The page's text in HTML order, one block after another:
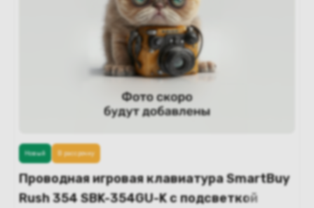
Проводная игровая клавиатура SmartBuy
Rush 354 SBK-354GU-K с подсветкой
Новый В рассрочку